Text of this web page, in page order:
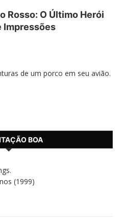
Rosso: O Último Herói
Impressões
de um porco em seu avião.
BOA
(1999)